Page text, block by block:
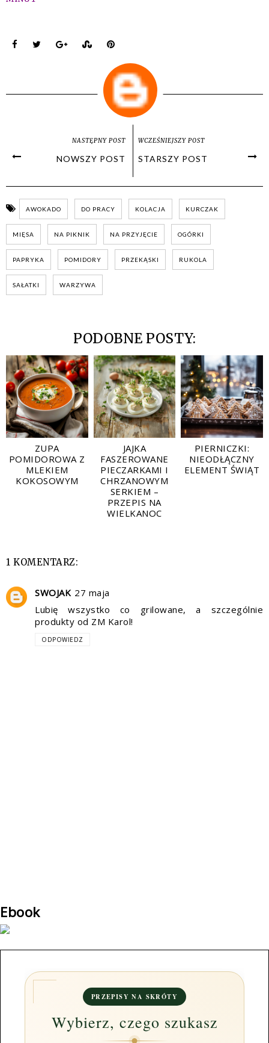
NASTĘPNY POST
NOWSZY POST
WCZEŚNIEJSZY POST
STARSZY POST
AWOKADO DO PRACY KOLACJA KURCZAK
MIĘSA NA PIKNIK NA PRZYJĘCIE OGÓRKI
PAPRYKA POMIDORY PRZEKĄSKI RUKOLA
SAŁATKI WARZYWA
PODOBNE POSTY:
ZUPA
POMIDOROWA Z
MLEKIEM
KOKOSOWYM
JAJKA
FASZEROWANE
PIECZARKAMI I
CHRZANOWYM
SERKIEM –
PRZEPIS NA
WIELKANOC
PIERNICZKI:
NIEODŁĄCZNY
ELEMENT ŚWIĄT
1 KOMENTARZ:
SWOJAK 27 maja
Lubię wszystko co grilowane, a szczególnie
produkty od ZM Karol!
ODPOWIEDZ
Ebook
PRZEPISY NA SKRÓTY
Wybierz, czego szukasz